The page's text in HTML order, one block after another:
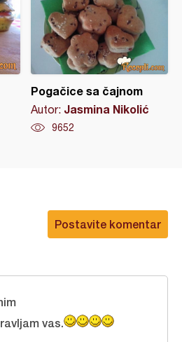
Pogačice sa čajnom
Autor: Jasmina Nikolić
9652
Postavite komentar
vas.